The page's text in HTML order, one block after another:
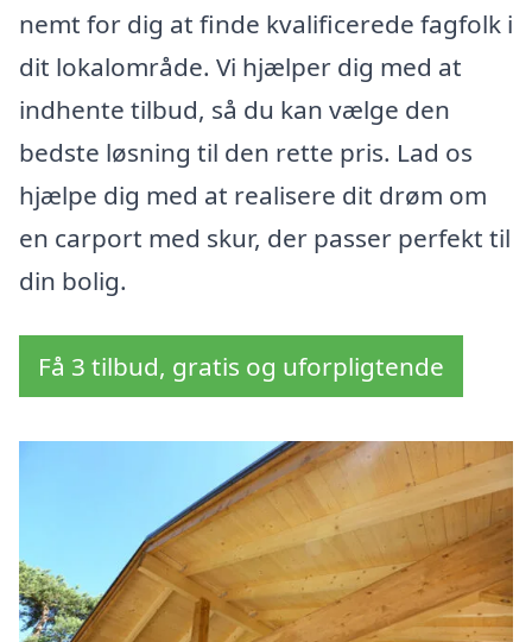
nemt for dig at finde kvalificerede fagfolk i
dit lokalområde. Vi hjælper dig med at
indhente tilbud, så du kan vælge den
bedste løsning til den rette pris. Lad os
hjælpe dig med at realisere dit drøm om
en carport med skur, der passer perfekt til
din bolig.
Få 3 tilbud, gratis og uforpligtende